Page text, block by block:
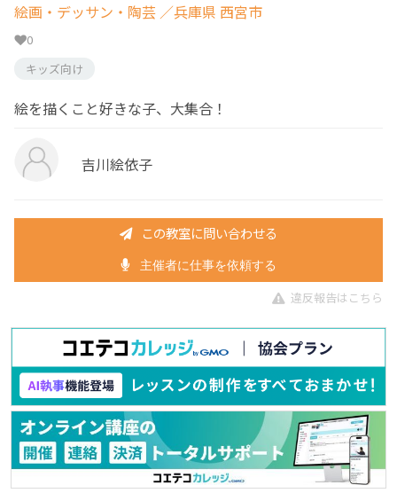
絵画・デッサン・陶芸 ／兵庫県 西宮市
0
キッズ向け
絵を描くこと好きな子、大集合！
吉川絵依子
この教室に問い合わせる
主催者に仕事を依頼する
違反報告はこちら